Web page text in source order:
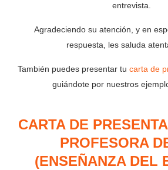
entrevista.
Agradeciendo su atención, y en
respuesta, les saluda
También puedes presentar tu carta de
guiándote por nuestros
CARTA DE
PROFESORA
(ENSEÑANZA DEL